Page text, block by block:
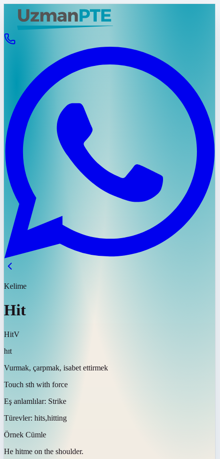
Kelime
Hit
HitV
hɪt
Vurmak, çarpmak, isabet ettirmek
Touch sth with force
Eş anlamlılar: Strike
Türevler: hits,hitting
Örnek Cümle
He hitme on the shoulder.